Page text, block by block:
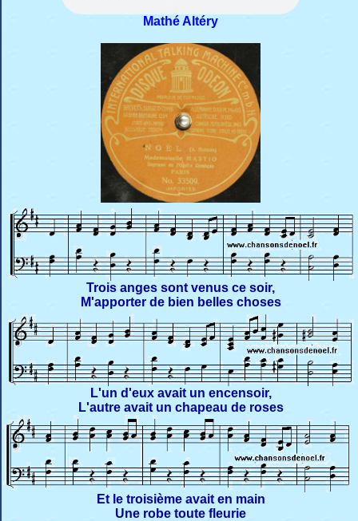
Mathé Altéry
Trois anges sont venus ce soir,
M'apporter de bien belles choses
L'un d'eux avait un encensoir,
L'autre avait un chapeau de roses
Et le troisième avait en main
Une robe toute fleurie